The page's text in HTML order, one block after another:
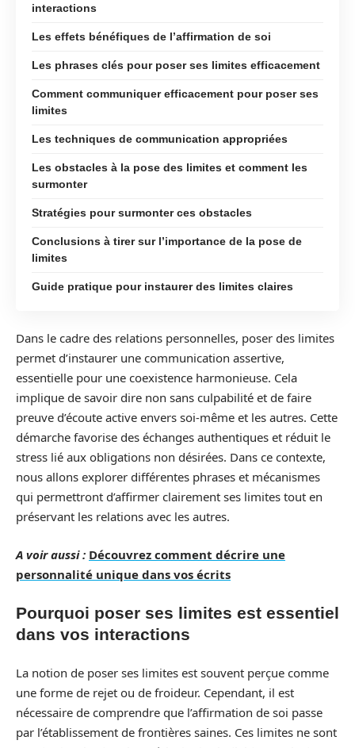
interactions
Les effets bénéfiques de l’affirmation de soi
Les phrases clés pour poser ses limites efficacement
Comment communiquer efficacement pour poser ses
limites
Les techniques de communication appropriées
Les obstacles à la pose des limites et comment les
surmonter
Stratégies pour surmonter ces obstacles
Conclusions à tirer sur l’importance de la pose de
limites
Guide pratique pour instaurer des limites claires
Dans le cadre des relations personnelles, poser des limites
permet d’instaurer une communication assertive,
essentielle pour une coexistence harmonieuse. Cela
implique de savoir dire non sans culpabilité et de faire
preuve d’écoute active envers soi-même et les autres. Cette
démarche favorise des échanges authentiques et réduit le
stress lié aux obligations non désirées. Dans ce contexte,
nous allons explorer différentes phrases et mécanismes
qui permettront d’affirmer clairement ses limites tout en
préservant les relations avec les autres.
A voir aussi : Découvrez comment décrire une
personnalité unique dans vos écrits
Pourquoi poser ses limites est essentiel
dans vos interactions
La notion de poser ses limites est souvent perçue comme
une forme de rejet ou de froideur. Cependant, il est
nécessaire de comprendre que l’affirmation de soi passe
par l’établissement de frontières saines. Ces limites ne sont